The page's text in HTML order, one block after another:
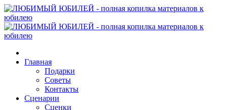
Главная
Подарки
Советы
Контакты
Сценарии
Сценки